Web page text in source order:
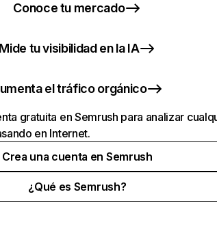
Conoce tu mercado
Mide tu visibilidad en la IA
el tráfico orgánico
gratuita en Semrush para analizar
en Internet.
Crea una cuenta en Semrush
¿Qué es Semrush?